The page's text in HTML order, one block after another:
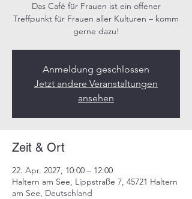
Das Café für Frauen ist ein offener
Treffpunkt für Frauen aller Kulturen – komm
gerne dazu!​
Anmeldung geschlossen
Jetzt andere Veranstaltungen
ansehen
Zeit & Ort
22. Apr. 2027, 10:00 – 12:00
Haltern am See, Lippstraße 7, 45721 Haltern
am See, Deutschland